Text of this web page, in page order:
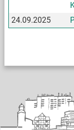
24.09.2025